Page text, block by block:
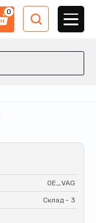
0
OE_VAG
Склад - 3